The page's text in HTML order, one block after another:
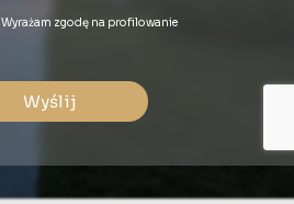
Wyrażam zgodę na profilowanie
Wyślij